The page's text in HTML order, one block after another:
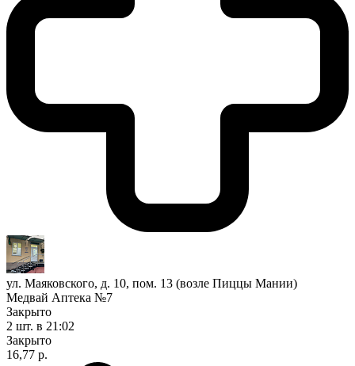
ул. Маяковского, д. 10, пом. 13 (возле Пиццы Мании)
Медвай Аптека №7
Закрыто
2 шт. в 21:02
Закрыто
16,77 р.